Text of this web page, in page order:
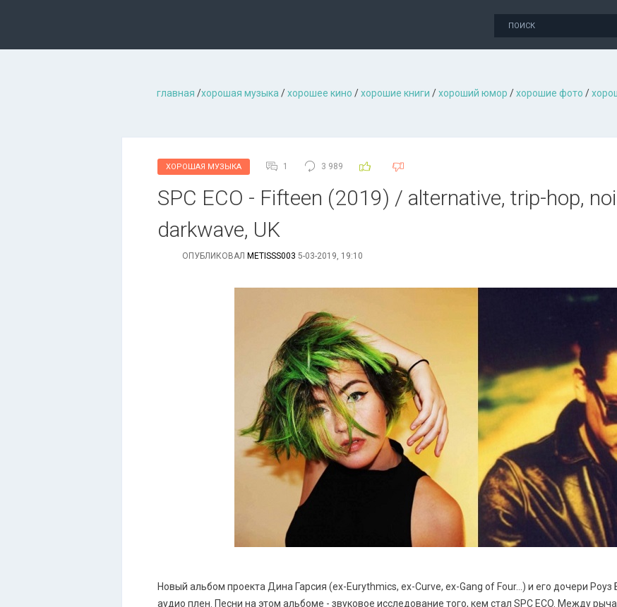
главная /хорошая музыкa /хорошее кино /хорошие книги /хороший юмор /хорошие фото /
ХОРОШАЯ МУЗЫКА 1 3 989
SPC ECO - Fifteen (2019) / alternative, trip-hop,
darkwave, UK
ОПУБЛИКОВАЛ METISSS003 5-03-2019, 19:10
Новый альбом проекта Дина Гарсия (ex-Eurythmics, ex-Curve, ex-Gang of Four...) и его дочери
аудио плен. Песни на этом альбоме - звуковое исследование того, кем стал SPC ECO. Между